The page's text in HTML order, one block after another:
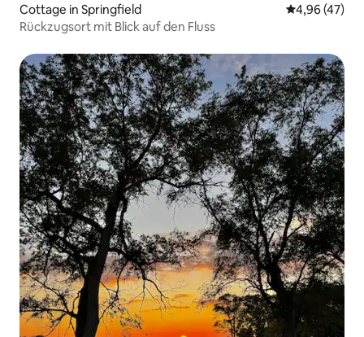
Cottage in Springfield
4,96 (47)
Rückzugsort mit Blick auf den Fluss